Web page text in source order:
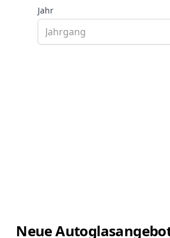
Jahr
Neue